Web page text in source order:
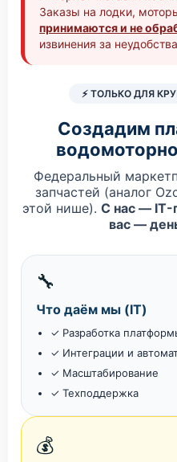
Заказы на лодки,
принимаются и не
извинения за
⚡ ТОЛЬКО ДЛЯ
Создадим
Федеральный
запчастей (аналог
этой нише). С нас — IT-
вас —
🔧
Что даём мы (IT)
✓ Разработка
✓ Интеграции и
✓ Масштабирование
✓ Техподдержка
💰